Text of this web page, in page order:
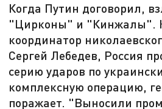
Когда Путин договорил,
"Цирконы" и "Кинжалы".
координатор
Сергей Лебедев, Россия
серию ударов по
комплексную операцию,
поражает. "Выносили